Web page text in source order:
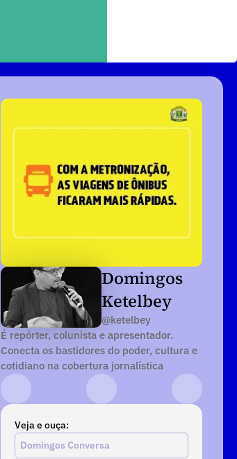
Domingos
Ketelbey
@ketelbey
É repórter, colunista e apresentador.
Conecta os bastidores do poder, cultura e
cotidiano na cobertura jornalística
Veja e ouça:
Domingos Conversa